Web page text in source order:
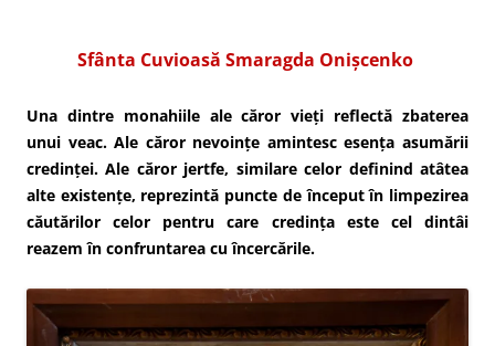
Sfânta Cuvioasă Smaragda Onișcenko
Una dintre monahiile ale căror vieți reflectă zbaterea
unui veac. Ale căror nevoințe amintesc esența asumării
credinței. Ale căror jertfe, similare celor definind atâtea
alte existențe, reprezintă puncte de început în limpezirea
căutărilor celor pentru care credința este cel dintâi
reazem în confruntarea cu încercările.